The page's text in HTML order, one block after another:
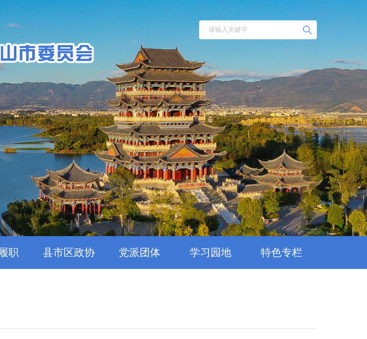
职 县市区政协 党派团体 学习园地 特色专栏